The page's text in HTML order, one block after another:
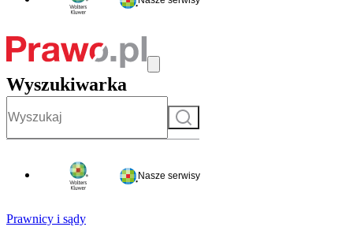
Wyszukiwarka
Szukaj
Nasze serwisy
Prawnicy i sądy